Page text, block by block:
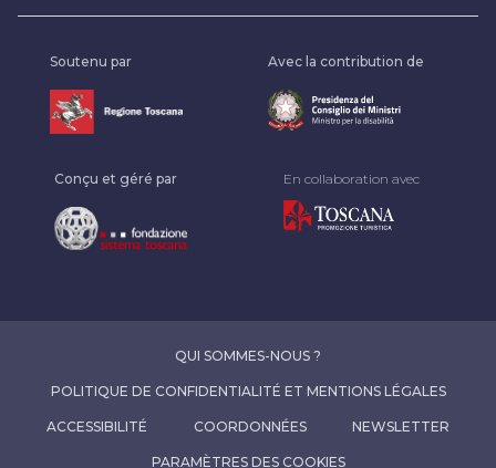
Soutenu par Avec la contribution de
Conçu et géré par En collaboration avec
QUI SOMMES-NOUS ?
POLITIQUE DE CONFIDENTIALITÉ ET MENTIONS LÉGALES
ACCESSIBILITÉ COORDONNÉES NEWSLETTER
PARAMÈTRES DES COOKIES